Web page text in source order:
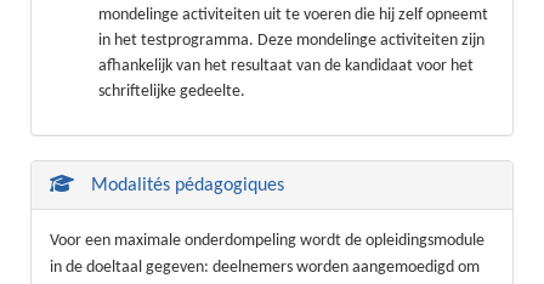
mondelinge activiteiten uit te voeren die hij zelf opneemt
in het testprogramma. Deze mondelinge activiteiten zijn
afhankelijk van het resultaat van de kandidaat voor het
schriftelijke gedeelte.
Modalités pédagogiques
Voor een maximale onderdompeling wordt de opleidingsmodule
in de doeltaal gegeven: deelnemers worden aangemoedigd om